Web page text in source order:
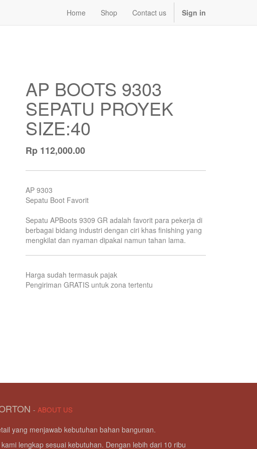
Home Shop Contact us Sign in
AP BOOTS 9303
SEPATU PROYEK
SIZE:40
Rp 112,000.00
AP 9303
Sepatu Boot Favorit
Sepatu APBoots 9309 GR adalah favorit para pekerja di
berbagai bidang industri dengan ciri khas finishing yang
mengkilat dan nyaman dipakai namun tahan lama.
Harga sudah termasuk pajak
Pengiriman GRATIS untuk zona tertentu
- ABOUT US
yang menjawab kebutuhan bahan bangunan.
lengkap sesuai kebutuhan. Dengan lebih dari 10 ribu